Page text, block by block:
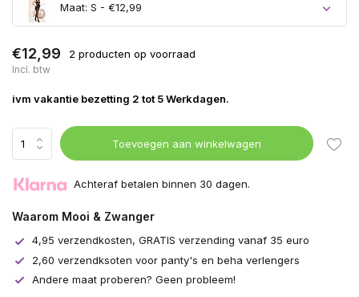
Maat: S - €12,99
€12,99 2 producten op voorraad
Incl. btw
ivm vakantie bezetting 2 tot 5 Werkdagen.
Toevoegen aan winkelwagen
Achteraf betalen binnen 30 dagen.
Waarom Mooi & Zwanger
4,95 verzendkosten, GRATIS verzending vanaf 35 euro
2,60 verzendksoten voor panty's en beha verlengers
Andere maat proberen? Geen probleem!